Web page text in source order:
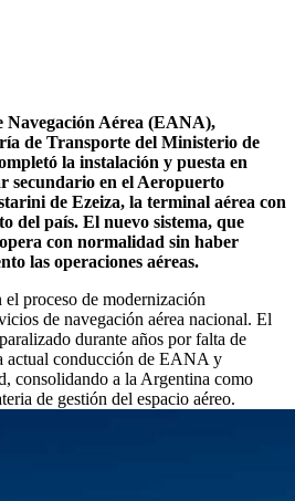
Aérea (EANA),
de Transporte del Ministerio de
la instalación y puesta en
secundario en el Aeropuerto
de Ezeiza, la terminal aérea con
del país. El nuevo sistema, que
con normalidad sin haber
las operaciones aéreas.
el proceso de modernización
de navegación aérea nacional. El
durante años por falta de
actual conducción de EANA y
consolidando a la Argentina como
de gestión del espacio aéreo.